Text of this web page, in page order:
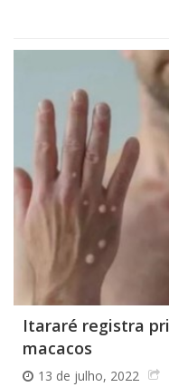
Itararé registra
macacos
13 de julho, 2022